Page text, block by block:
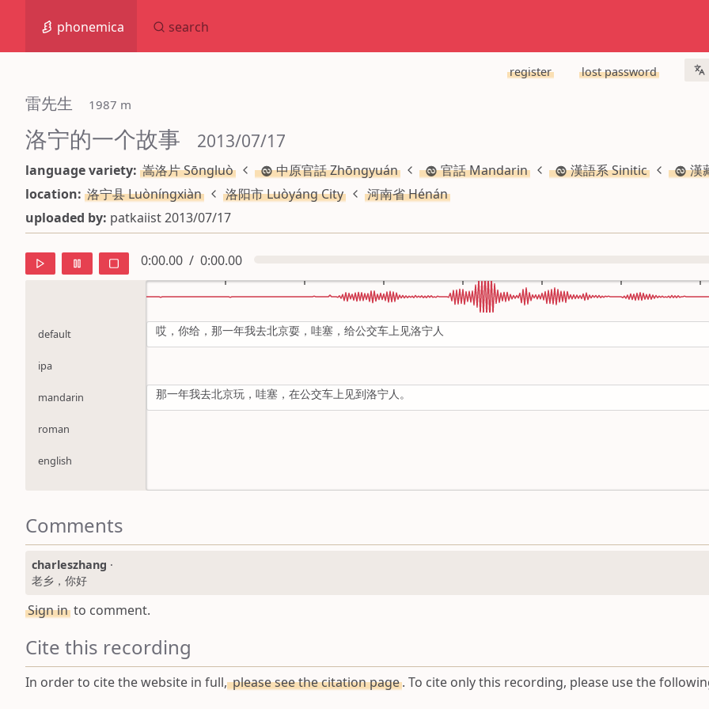
phonemica search
register lost password
雷先生 1987 m
洛宁的一个故事 2013/07/17
language variety: 嵩洛片 Sōngluò 中原官話 Zhōngyuán 官話 Mandarin 漢語系 Sinitic
漢
location: 洛宁县 Luòníngxiàn 洛阳市 Luòyáng City
河南省 Hénán
uploaded by: patkaiist 2013/07/17
0:00.00 / 0:00.00
default
ipa
mandarin
roman
english
哎，你给，那一年我去北京耍，哇塞，给公交车上见洛宁人
那一年我去北京玩，哇塞，在公交车上见到洛宁人。
Comments
charleszhang ·
老乡，你好
Sign in to comment.
Cite this recording
In order to cite the website in full,please see the citation page. To cite only this recording, please use the